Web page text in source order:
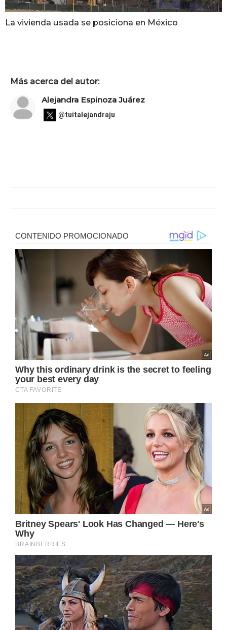
La vivienda usada se posiciona en México
Más acerca del autor:
Alejandra Espinoza Juárez
@tuitalejandraju